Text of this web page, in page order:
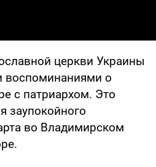
церкви Украины
воспоминаниями о
с патриархом. Это
заупокойного
во Владимирском